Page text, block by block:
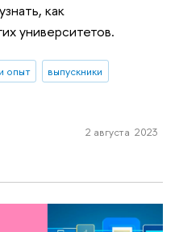
как
университетов.
опыт
выпускники
2 августа 2023